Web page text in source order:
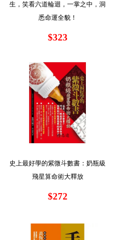
生，笑看六道輪迴，一掌之中，洞
悉命運全貌！
$323
史上最好學的紫微斗數書：奶瓶級
飛星算命術大釋放
$272